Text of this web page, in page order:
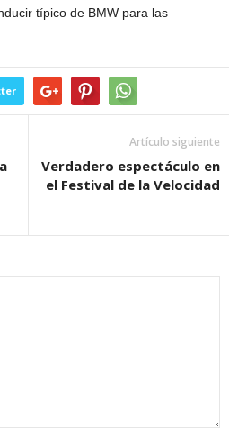
típico de BMW para las
Artículo siguiente
Verdadero espectáculo en
el Festival de la Velocidad